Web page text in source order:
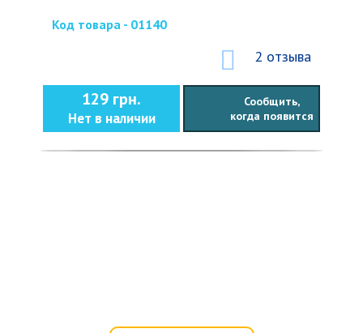
Код товара - 01140
2 отзыва
129 грн.
Нет в наличии
Сообщить,
когда появится